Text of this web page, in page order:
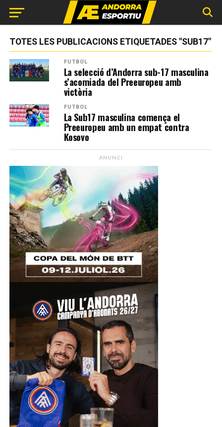
TOTES LES PUBLICACIONS ETIQUETADES "SUB17"
FUTBOL
La selecció d’Andorra sub-17 masculina
s’acomiada del Preeuropeu amb
victòria
FUTBOL
La Sub17 masculina comença el
Preeuropeu amb un empat contra
Kosovo
ANUNCI